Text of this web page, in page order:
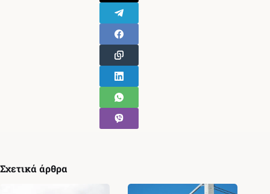
Σχετικά άρθρα